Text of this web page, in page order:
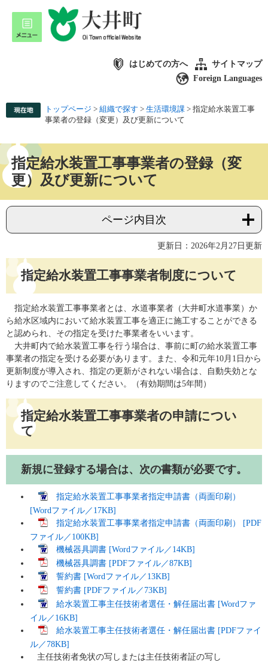
はじめての方へ
サイトマップ
Foreign Languages
トップページ > 組織で探す > 生活環境課 > 指定給水装置工事
事業者の登録（変更）及び更新について
指定給水装置工事事業者の登録（変
更）及び更新について
ページ内目次
更新日：2026年2月27日更新
指定給水装置工事事業者制度について
指定給水装置工事事業者とは、水道事業者（大井町水道事業）か
ら給水区域内において給水装置工事を適正に施工することができる
と認められ、その指定を受けた事業者をいいます。
大井町内で給水装置工事を行う場合は、事前に町の給水装置工事
事業者の指定を受ける必要があります。また、令和元年10月1日から
更新制度が導入され、指定の更新がされない場合は、自動失効とな
りますのでご注意してください。（有効期間は5年間）
指定給水装置工事事業者の申請につい
て
新規に登録する場合は、次の書類が必要です。
指定給水装置工事事業者指定申請書（両面印刷）
[Wordファイル／17KB]
指定給水装置工事事業者指定申請書（両面印刷） [PDF
ファイル／100KB]
機械器具調書 [Wordファイル／14KB]
機械器具調書 [PDFファイル／87KB]
誓約書 [Wordファイル／13KB]
誓約書 [PDFファイル／73KB]
給水装置工事主任技術者選任・解任届出書 [Wordファ
イル／16KB]
給水装置工事主任技術者選任・解任届出書 [PDFファイ
ル／78KB]
主任技術者免状の写しまたは主任技術者証の写し